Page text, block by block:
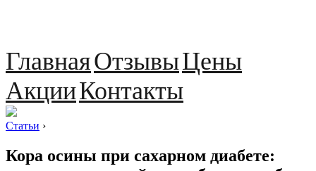
ГлавнаяОтзывыЦены
АкцииКонтакты
Статьи ›
Кора осины при сахарном диабете: